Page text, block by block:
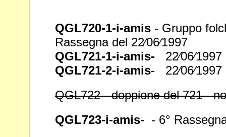
QGL720-1-i-amis - Gruppo
Rassegna del 22⁄06⁄1997
QGL721-1-i-amis-
QGL721-2-i-amis-
QGL722 - doppione del 721 -
QGL723-i-amis- - 6°